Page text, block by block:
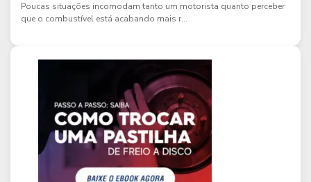
Poucas situações incomodam tanto um motorista quanto perceber
que o combustível está acabando mais r...